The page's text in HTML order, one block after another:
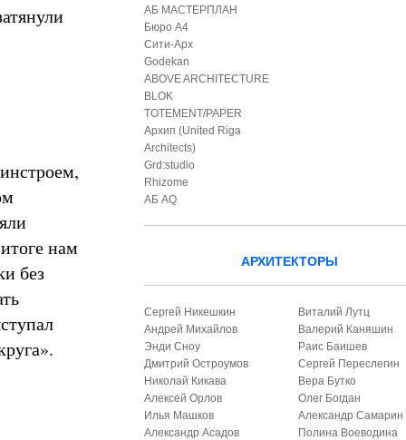
нам
без
АБ МАСТЕРПЛАН
Бюро А4
Сити-Арх
Godekan
ABOVE ARCHITECTURE
BLOK
TOTEMENT/PAPER
Архип (United Riga
Architects)
Grd:studio
Rhizome
АБ AQ
АРХИТЕКТОРЫ
Сергей Никешкин
Андрей Михайлов
Энди Сноу
Дмитрий Остроумов
Николай Кикава
Алексей Орлов
Илья Машков
Александр Асадов
Виталий Лутц
Валерий Каняшин
Раис Баишев
Сергей Переслегин
Вера Бутко
Олег Богдан
Александр Самарин
Полина Воеводина